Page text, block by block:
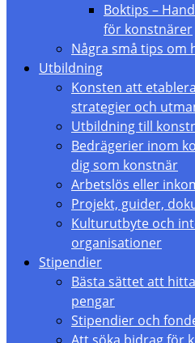
Boktips –
för konstnärer
Några små tips om
Utbildning
Konsten att
strategier och
Utbildning till
Bedrägerier inom
dig som konstnär
Arbetslös eller
Projekt, guider,
Kulturutbyte och
organisationer
Stipendier
Bästa sättet att
pengar
Stipendier och